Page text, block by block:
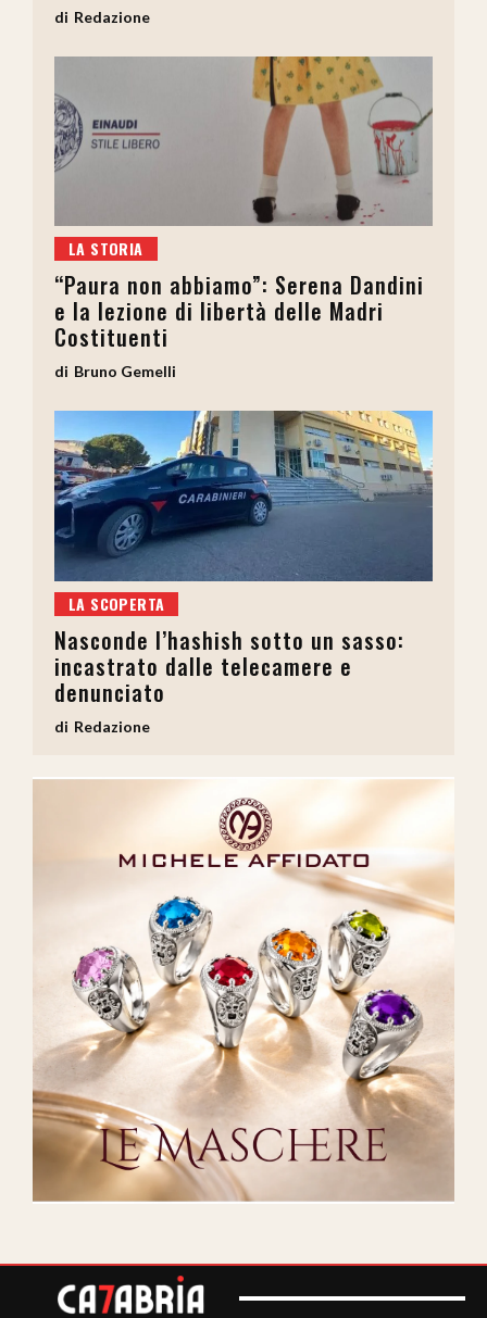
Redazione
LA STORIA
“Paura non abbiamo”: Serena Dandini
e la lezione di libertà delle Madri
Costituenti
Bruno Gemelli
LA SCOPERTA
Nasconde l’hashish sotto un sasso:
incastrato dalle telecamere e
denunciato
Redazione